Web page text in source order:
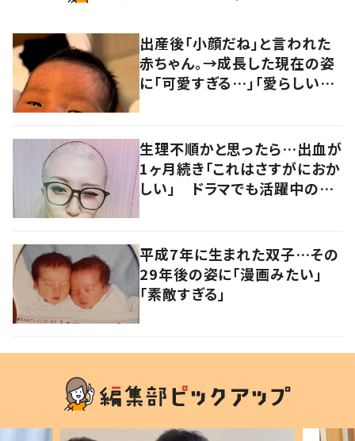
出産後「小顔だね」と言われた
赤ちゃん。→成長した現在の姿
に「可愛すぎる…」「愛らしい」
生理不順かと思ったら…出血が
1ヶ月続き「これはさすがにおか
しい」 ドラマでも活躍中の女
平成7年に生まれた双子…その
29年後の姿に「漫画みたい」
「素敵すぎる」